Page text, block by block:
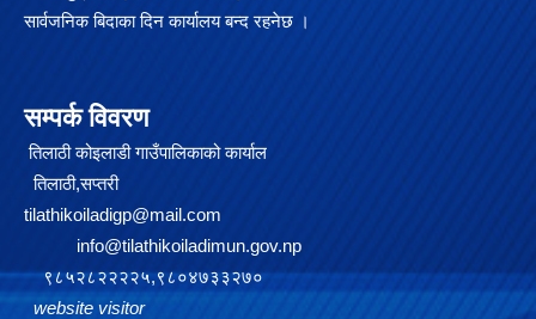
सार्वजनिक बिदाका दिन कार्यालय बन्द रहनेछ ।
सम्पर्क विवरण
तिलाठी कोइलाडी गाउँपालिकाको कार्याल
तिलाठी,सप्तरी
tilathikoiladigp@mail.com
info@tilathikoiladimun.gov.np
९८५२८२२२२५,९८०४७३३२७०
website visitor